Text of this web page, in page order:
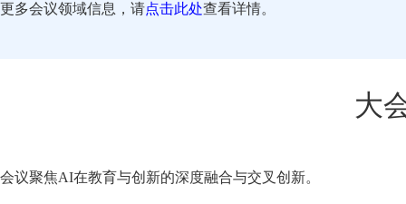
更多会议领域信息，请点击此处查看详情。
大
会议聚焦AI在教育与创新的深度融合与交叉创新。